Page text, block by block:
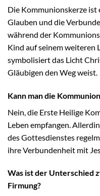
Die Kommunionskerze ist
Glauben und die
während der
Kind auf seinem weiteren
symbolisiert das Licht
Gläubigen den Weg weist.
Kann man die
Nein, die Erste Heilige
Leben empfangen.
des Gottesdienstes
ihre Verbundenheit mit
Was ist der Unterschied
Firmung?